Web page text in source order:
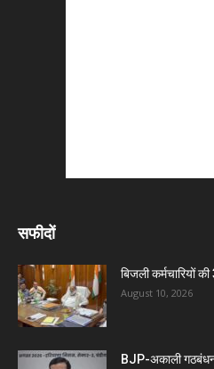
सफीदों
बिजली कर्मचारियों
August 10, 2026
BJP-अकाली